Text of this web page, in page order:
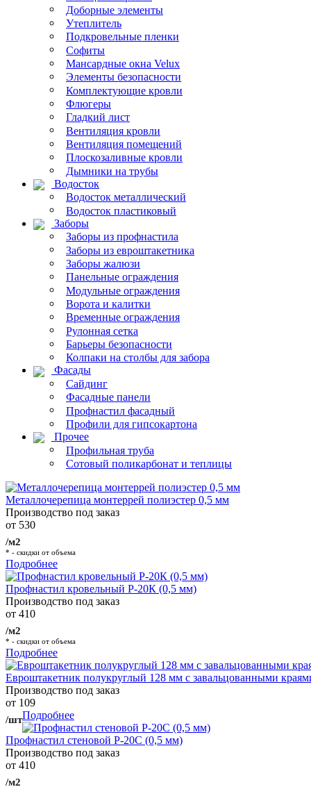
Доборные элементы
Утеплитель
Подкровельные пленки
Софиты
Мансардные окна Velux
Элементы безопасности
Комплектующие кровли
Флюгеры
Гладкий лист
Вентиляция кровли
Вентиляция помещений
Плоскозаливные кровли
Дымники на трубы
Водосток
Водосток металлический
Водосток пластиковый
Заборы
Заборы из профнастила
Заборы из евроштакетника
Заборы жалюзи
Панельные ограждения
Модульные ограждения
Ворота и калитки
Временные ограждения
Рулонная сетка
Барьеры безопасности
Колпаки на столбы для забора
Фасады
Сайдинг
Фасадные панели
Профнастил фасадный
Профили для гипсокартона
Прочее
Профильная труба
Сотовый поликарбонат и теплицы
Металлочерепица монтеррей полиэстер 0,5 мм
Производство под заказ
от 530
/м2
* - скидки от объема
Подробнее
Профнастил кровельный Р-20К (0,5 мм)
Производство под заказ
от 410
/м2
* - скидки от объема
Подробнее
Евроштакетник полукруглый 128 мм с завальцованными
Производство под заказ
от 109
/штПодробнее
Профнастил стеновой Р-20С (0,5 мм)
Производство под заказ
от 410
/м2